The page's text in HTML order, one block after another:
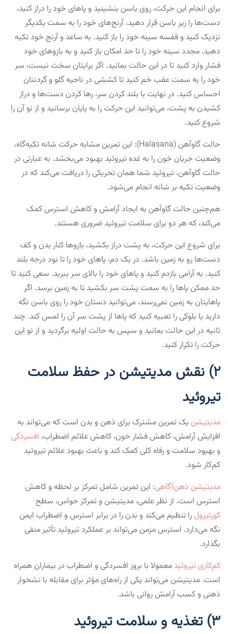
برای انجام این حرکت، روی باسن بنشینید و پاهای خود را دراز کنید،
دست‌ها را زیر باسن قرار دهید، آرنج‌های خود را به سمت یکدیگر
نزدیک کنید و قفسه سینه خود را باز کنید. به ساعد و آرنج خود تکیه
دهید. مجدد سینه خود را تا حد امکان باز کنید و به بازوهای خود
فشار وارد کنید تا در این حالت بمانید. اگر برایتان سخت نیست، سر
خود را به سمت عقب خم کنید تا کششی در ناحیه گلو و گردنتان
احساس کنید. در نهایت با بلند کردن سر، رها کردن دست‌ها و دراز
کشیدن به پشت، می‌توانید این حرکت را به پایان برسانید و از نو آن را
شروع کنید.
حالت گاوآهن (Halasana): این تمرین مشابه حرکت شانه تکیه‌گاه،
وضعیت جریان خون را به غده تیروئید بهبود می‌بخشد. به عبارتی در
حالت گاوآهن، تیروئید شما همان تحریکی را دریافت می‌کند که در
وضعیت تکیه بر شانه انجام می‌شود.
هم‌چنین حالت گاوآهن به ایجاد آرامش و کاهش استرس کمک
می‌کند، که هر دو برای سلامت تیروئید ضروری هستند.
برای شروع این حرکت، به پشت دراز بکشید، بازوها کنار بدن و کف
دست‌ها رو به زمین باشد. در یک دم، پاهای خود را تا نود درجه بلند
کنید. به آرامی بازدم کنید و پاهای خود را بالای سر ببرید. سعی کنید تا
حد ممکن پاها را به سمت پشت سر بکشید تا به زمین برسد. اگر
پاهایتان به زمین نمی‌رسند، می‌توانید دستان خود را روی باسن نگه
دارید یا بلوکی را تعبیه کنید که پاها از پشت سر آن را لمس کند. چند
ثانیه در این حالت بمانید و سپس به حالت اولیه برگردید و از نو این
حرکت را تکرار کنید.
۲) نقش مدیتیشن در حفظ سلامت
تیروئید
مدیتیشن یک تمرین مشترک برای ذهن و بدن است که می‌تواند به
افزایش آرامش، کاهش فشار خون، کاهش علائم اضطراب، افسردگی
و بهبود سلامت و رفاه کلی کمک کند و باعث بهبود علائم تیروئید
کم‌کار شود.
مدیتیشن ذهن‌آگاهی: این تمرین شامل تمرکز بر لحظه و کاهش
استرس است. از نظر علمی، مدیتیشن و تمرکز حواس، سطح
کورتیزول را تنظیم می‌کند و بدن را در برابر استرس و اضطراب ایمن
نگه می‌دارد. استرس مزمن می‌تواند بر عملکرد تیروئید تأثیر منفی
بگذارد.
کم‌کاری تیروئید معمولا با بروز افسردگی و اضطراب در بیماران همراه
است. مدیتیشن می‌تواند یکی از راه‌های مؤثر برای مقابله با نشخوار
ذهنی و کسب آرامش روانی باشد.
۳) تغذیه و سلامت تیروئید